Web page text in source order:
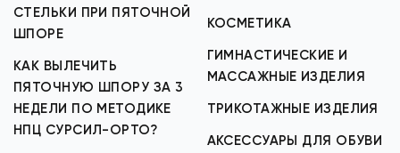
СТЕЛЬКИ ПРИ ПЯТОЧНОЙ
ШПОРЕ
КАК ВЫЛЕЧИТЬ
ПЯТОЧНУЮ ШПОРУ ЗА 3
НЕДЕЛИ ПО МЕТОДИКЕ
НПЦ СУРСИЛ-ОРТО?
КОСМЕТИКА
ГИМНАСТИЧЕСКИЕ И
МАССАЖНЫЕ ИЗДЕЛИЯ
ТРИКОТАЖНЫЕ ИЗДЕЛИЯ
АКСЕССУАРЫ ДЛЯ ОБУВИ